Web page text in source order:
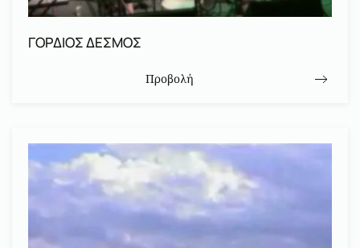
ΓΟΡΔΙΟΣ ΔΕΣΜΟΣ
Προβολή